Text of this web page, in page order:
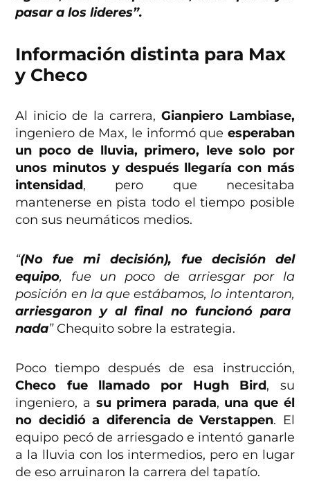
pasar a los lideres”.
Información distinta para Max
y Checo
Al inicio de la carrera, Gianpiero Lambiase,
ingeniero de Max, le informó que esperaban
un poco de lluvia, primero, leve solo por
unos minutos y después llegaría con más
intensidad, pero que necesitaba
mantenerse en pista todo el tiempo posible
con sus neumáticos medios.
“(No fue mi decisión), fue decisión del
equipo, fue un poco de arriesgar por la
posición en la que estábamos, lo intentaron,
arriesgaron y al final no funcionó para
nada” Chequito sobre la estrategia.
Poco tiempo después de esa instrucción,
Checo fue llamado por Hugh Bird, su
ingeniero, a su primera parada, una que él
no decidió a diferencia de Verstappen. El
equipo pecó de arriesgado e intentó ganarle
a la lluvia con los intermedios, pero en lugar
de eso arruinaron la carrera del tapatío.